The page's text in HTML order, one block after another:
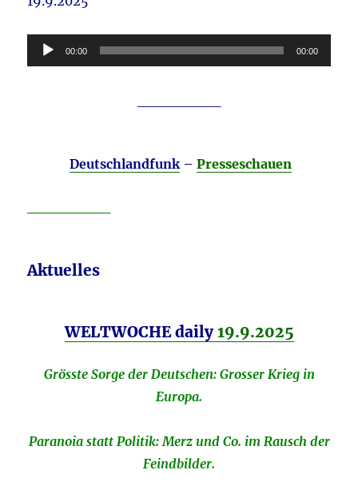
Audio-
Player
00:00 00:00
Deutschlandfunk– Presseschauen
Aktuelles
WELTWOCHE daily19.9.2025
Grösste Sorge der Deutschen: Grosser Krieg in
Europa.
Paranoia statt Politik: Merz und Co. im Rausch der
Feindbilder.